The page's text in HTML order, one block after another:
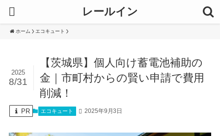
レールイン
ホーム エコキュート
【茨城県】個人向け蓄電池補助の
金｜市町村からの賢い申請で費用
削減！
2025
8/31
PR エコキュート 2025年9月3日